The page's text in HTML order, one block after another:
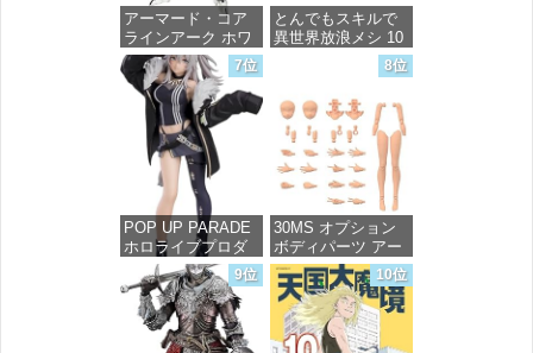
アーマード・コア
ラインアーク ホワ
イト・グリント 全
高約160mm 1/72ス
ケール プラモデル
価格：¥7,367
とんでもスキルで
異世界放浪メシ 10
(ガルドコミックス)
価格：¥726
7位
POP UP PARADE
ホロライブプロダ
クション 獅白ぼた
ん ノンスケール プ
ラスチック製 塗装
済み完成品フィギ
8位
30MS オプション
ボディパーツ アー
ムパーツ&レッグパ
ーツ [カラーC] 色
分け済みプラモデ
ル
9位 10位